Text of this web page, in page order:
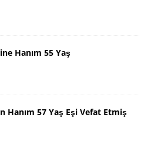
Hanım 55 Yaş
Hanım 57 Yaş Eşi Vefat Etmiş